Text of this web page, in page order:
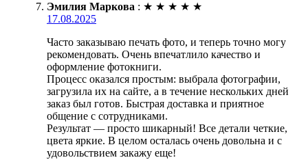
Эмилия Маркова : ★ ★ ★ ★ ★
17.08.2025
Часто заказываю печать фото, и теперь точно могу
рекомендовать. Очень впечатлило качество и
оформление фотокниги.
Процесс оказался простым: выбрала фотографии,
загрузила их на сайте, а в течение нескольких дней
заказ был готов. Быстрая доставка и приятное
общение с сотрудниками.
Результат — просто шикарный! Все детали четкие,
цвета яркие. В целом осталась очень довольна и с
удовольствием закажу еще!